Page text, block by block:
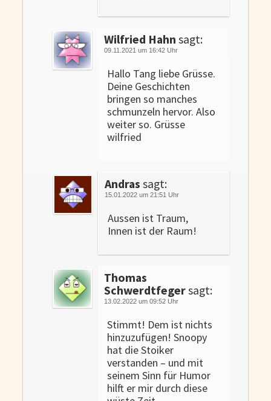
Wilfried Hahn sagt:
09.11.2021 um 16:42 Uhr
Hallo Tang liebe Grüsse.
Deine Geschichten
bringen so manches
schmunzeln hervor. Also
weiter so. Grüsse
wilfried
Andras sagt:
15.01.2022 um 21:51 Uhr
Aussen ist Traum,
Innen ist der Raum!
Thomas
Schwerdtfegersagt:
13.02.2022 um 09:52 Uhr
Stimmt! Dem ist nichts
hinzuzufügen! Snoopy
hat die Stoiker
verstanden – und mit
seinem Sinn für Humor
hilft er mir durch diese